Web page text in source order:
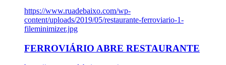
https://www.ruadebaixo.com/wp-
content/uploads/2019/05/restaurante-ferroviario-1-
fileminimizer.jpg
FERROVIÁRIO ABRE RESTAURANTE